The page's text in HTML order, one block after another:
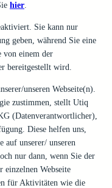
hier.
Sie kann nur
geben, während Sie eine
von einem der
bereitgestellt wird.
unseren Webseite(n).
zustimmen, stellt Utiq
(Datenverantwortlicher),
Diese helfen uns,
auf unserer/ unseren
nur dann, wenn Sie der
Webseite
für Aktivitäten wie die